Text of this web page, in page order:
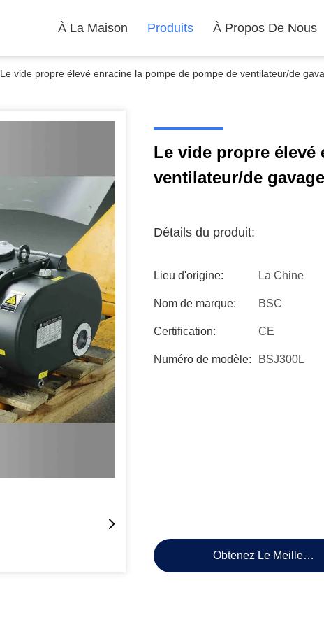
À La Maison Produits À Propos De Nous
Le vide propre élevé enracine la pompe de pompe de ventilateur/de
Le vide propre élevé
ventilateur/de
Détails du produit:
Lieu d'origine: La Chine
Nom de marque: BSC
Certification: CE
Numéro de modèle: BSJ300L
Obtenez Le Meilleur